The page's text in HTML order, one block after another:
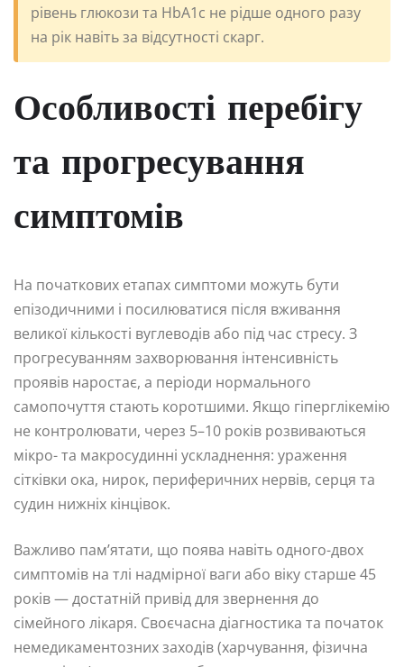
рівень глюкози та HbA1c не рідше одного разу
на рік навіть за відсутності скарг.
Особливості перебігу
та прогресування
симптомів
На початкових етапах симптоми можуть бути
епізодичними і посилюватися після вживання
великої кількості вуглеводів або під час стресу. З
прогресуванням захворювання інтенсивність
проявів наростає, а періоди нормального
самопочуття стають коротшими. Якщо гіперглікемію
не контролювати, через 5–10 років розвиваються
мікро- та макросудинні ускладнення: ураження
сітківки ока, нирок, периферичних нервів, серця та
судин нижніх кінцівок.
Важливо пам’ятати, що поява навіть одного-двох
симптомів на тлі надмірної ваги або віку старше 45
років — достатній привід для звернення до
сімейного лікаря. Своєчасна діагностика та початок
немедикаментозних заходів (харчування, фізична